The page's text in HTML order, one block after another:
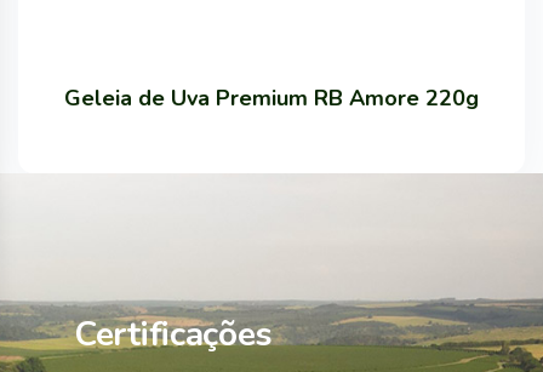
Geleia de Uva Premium RB Amore 220g
Certificações